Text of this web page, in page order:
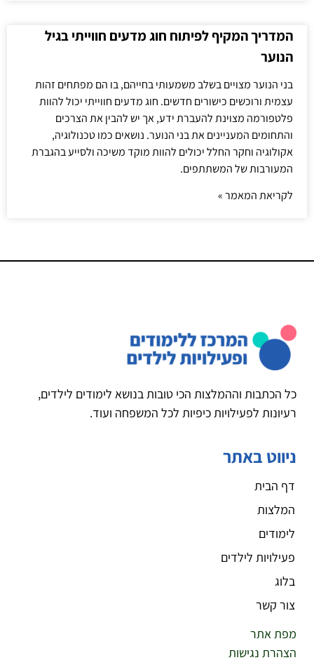
המדריך המקיף לפיתוח חוג מדעים חווייתי בגיל
הנוער
בני הנוער מצויים בשלב משמעותי בחייהם, בו הם מפתחים זהות
עצמית ורוכשים כישורים חדשים. חוג מדעים חווייתי יכול להוות
פלטפורמה מצוינת להעברת ידע, אך יש להבין את הצרכים
והתחומים המעניינים את בני הנוער. נושאים כמו טכנולוגיה,
אקולוגיה וחקר החלל יכולים להוות מוקד משיכה ולסייע בהגברת
המעורבות של המשתתפים.
לקריאת המאמר »
כל הכתבות וההמלצות הכי טובות בנושא לימודים לילדים,
רעיונות לפעילויות כיפיות לכל המשפחה ועוד.
ניווט באתר
דף הבית
המלצות
לימודים
פעילויות לילדים
בלוג
צור קשר
מפת אתר
הצהרת נגישות